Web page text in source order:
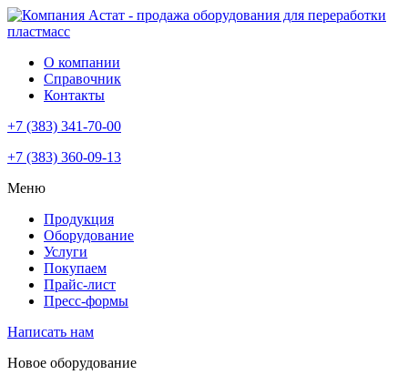
О компании
Справочник
Контакты
+7 (383) 341-70-00
+7 (383) 360-09-13
Меню
Продукция
Оборудование
Услуги
Покупаем
Прайс-лист
Пресс-формы
Написать нам
Новое оборудование